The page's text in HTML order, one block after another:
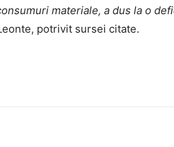
materiale, a dus la o
potrivit sursei citate.